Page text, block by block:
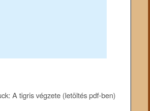
A tigris végzete (letöltés pdf-ben)